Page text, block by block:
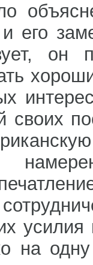
его
он
своих
на